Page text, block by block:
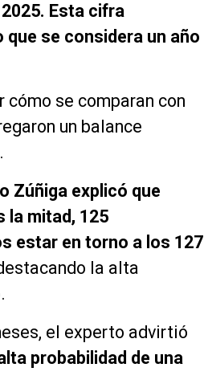
Esta cifra
se considera un año
se comparan con
un balance
Zúñiga explicó que
la mitad, 125
estar en torno a los 127
la alta
el experto advirtió
probabilidad de una